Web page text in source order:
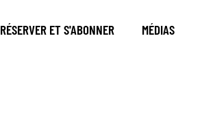
RÉSERVER ET S'ABONNER MÉDIAS